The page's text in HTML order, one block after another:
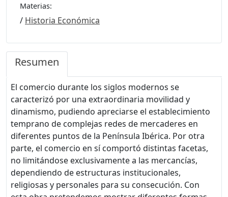
Materias:
/ Historia Económica
Resumen
El comercio durante los siglos modernos se
caracterizó por una extraordinaria movilidad y
dinamismo, pudiendo apreciarse el establecimiento
temprano de complejas redes de mercaderes en
diferentes puntos de la Península Ibérica. Por otra
parte, el comercio en sí comportó distintas facetas,
no limitándose exclusivamente a las mercancías,
dependiendo de estructuras institucionales,
religiosas y personales para su consecución. Con